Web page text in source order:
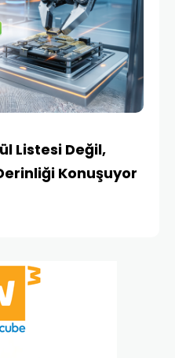
Listesi Değil,
Konuşuyor